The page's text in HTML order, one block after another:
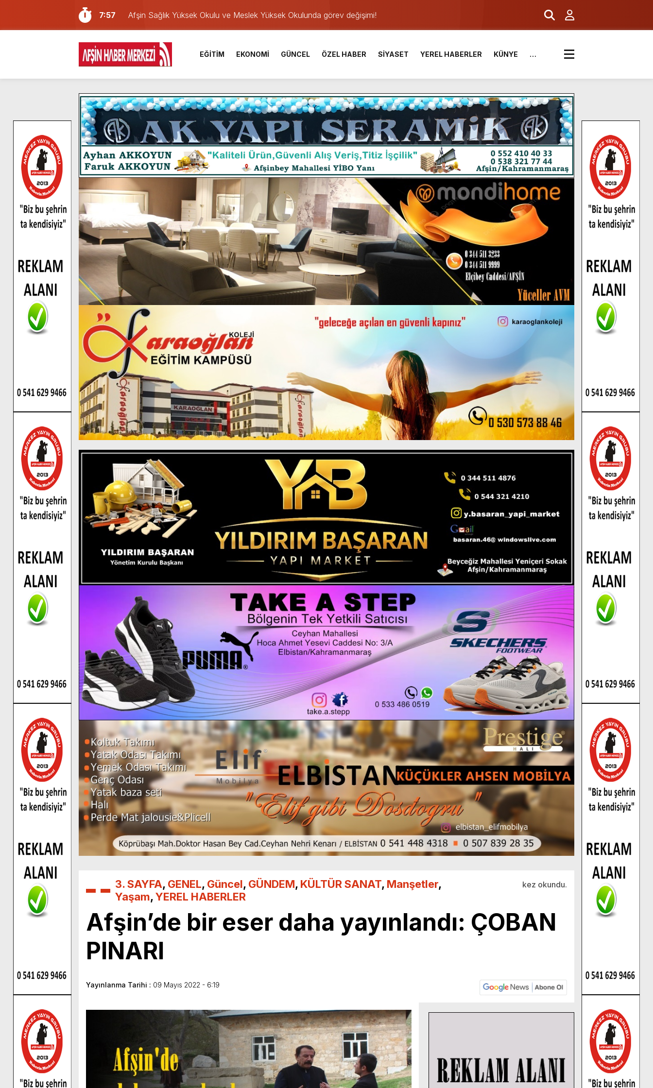
7:57
Afşin Sağlık Yüksek Okulu ve Meslek Yüksek Okulunda görev değişimi!
6:31
Onikişubat Belediyesi’nin Üniversite Hazırlık Kursu başvurularında son gün 7 Ağustos.
16:10
Uluslararası Bisiklet Yarışması’nda En Zorlu Etap Tamamlandı.
13:27
NOTER ONAYLI TYP LİSTESİ YAYINLANDI.
11:22
KAFUM Fuar Alanı Bulut ve Yavuz’un Ezgileriyle Şenlendi.
8:06
Afşinli bir hemşehrimizin de olduğu Filistin Konvoyu, güçlenerek ilerliyor.
14:05
Madrigal, Perşembe Günü KAFUM’da Sahne Alacak.
7:39
KEDİNİZ Mİ VAR?
7:27
Cumhurbaşkanı Erdoğan, Ayser Çalık Ortaokulu Şehitlerinin Aileleriyle Bir Araya Geldi.
8:58
GÖZYAŞI RAHMETTİR
EĞİTİM EKONOMİ GÜNCEL ÖZEL HABER SİYASET YEREL HABERLER KÜNYE …
3. SAYFA, GENEL, Güncel, GÜNDEM, KÜLTÜR SANAT, Manşetler,
Yaşam,YEREL HABERLER
kez okundu.
Afşin’de bir eser daha yayınlandı: ÇOBAN
PINARI
Yayınlanma Tarihi : 09 Mayıs 2022 - 6:19